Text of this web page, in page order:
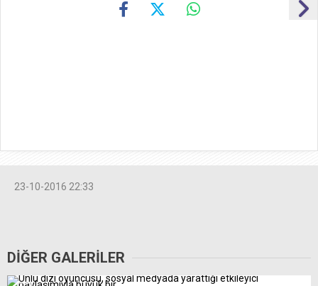
23-10-2016 22:33
DİĞER GALERİLER